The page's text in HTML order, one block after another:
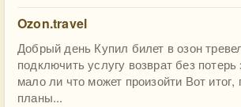
Ozon.travel
Добрый день Купил билет в озон
подключить услугу возврат без
мало ли что может произойти Вот итог,
планы...